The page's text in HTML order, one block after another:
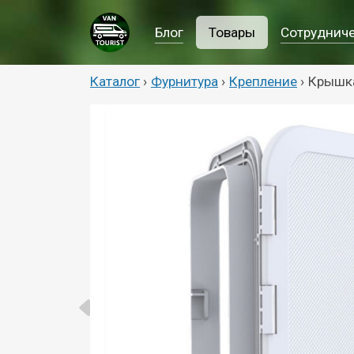
Блог Товары
Каталог › Фурнитура › Крепление ›